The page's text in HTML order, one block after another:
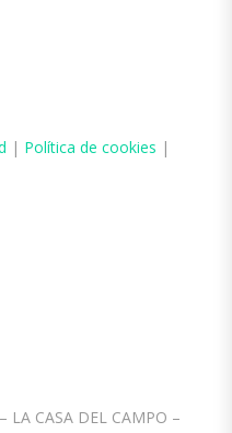
| Política de cookies |
LA CASA DEL CAMPO –